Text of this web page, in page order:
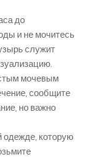
до
и не мочитесь
служит
мочевым
сообщите
но важно
одежде, которую